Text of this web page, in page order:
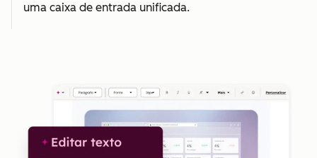
uma caixa de entrada unificada.